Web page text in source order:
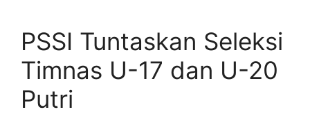
PSSI Tuntaskan Seleksi
Timnas U-17 dan U-20
Putri